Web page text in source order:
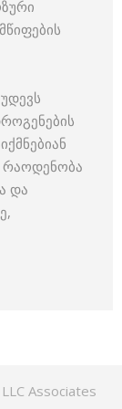
რაოდენობა
და
Associates